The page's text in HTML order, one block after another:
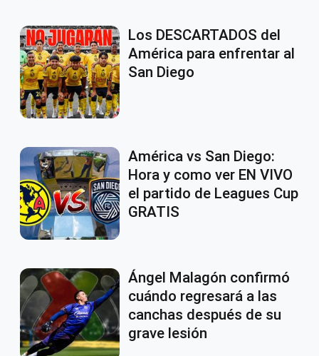
Los DESCARTADOS del
América para enfrentar al
San Diego
América vs San Diego:
Hora y como ver EN VIVO
el partido de Leagues Cup
GRATIS
Ángel Malagón confirmó
cuándo regresará a las
canchas después de su
grave lesión